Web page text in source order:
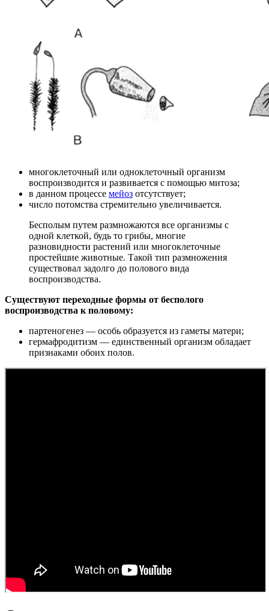
многоклеточный или одноклеточный организм
воспроизводится и развивается с помощью митоза;
в данном процессе мейоз отсутствует;
число потомства стремительно увеличивается.
Бесполым путем размножаются все организмы с
одной клеткой, будь то грибы, многие
разновидности растений или многоклеточные
простейшие животные. Такой тип размножения
существовал задолго до полового вида
воспроизводства.
Существуют переходные формы от бесполого
воспроизводства к половому:
партеногенез — особь образуется из гаметы матери;
гермафродитизм — единственный организм обладает
признаками обоих полов.